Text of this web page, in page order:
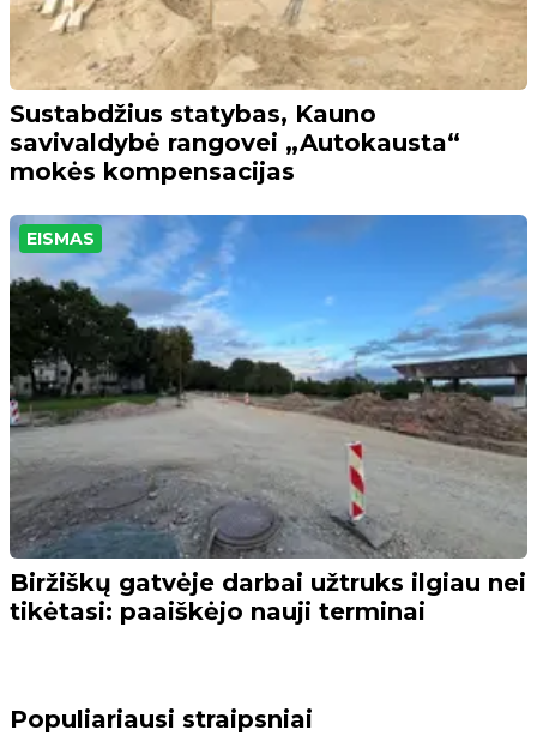
Sustabdžius statybas, Kauno
savivaldybė rangovei „Autokausta“
mokės kompensacijas
EISMAS
Biržiškų gatvėje darbai užtruks ilgiau nei
tikėtasi: paaiškėjo nauji terminai
Populiariausi straipsniai